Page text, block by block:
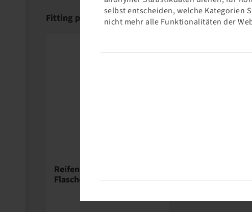
selbst entscheiden, welche Kategorien
nicht mehr alle Funktionalitäten der
Fitting products
Reifendichtmittel 1 l
Flasche